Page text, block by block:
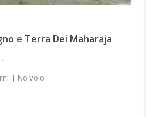
e Terra Dei Maharaja
| No volo